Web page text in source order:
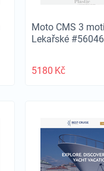
Moto CMS 3
Lekařské #56046
5180 Kč